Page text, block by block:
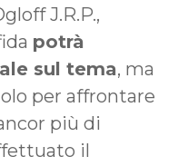
J.R.P.,
potrà
sul tema, ma
per affrontare
più di
il